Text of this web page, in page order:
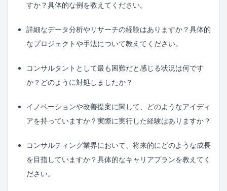
すか？具体的な例を教えてください。
詳細なデータ分析やリサーチの経験はありますか？具体的
なプロジェクトや手法について教えてください。
コンサルタントとして最も困難だと感じる状況は何です
か？どのように対処しましたか？
イノベーションや改善提案に関して、どのようなアイディ
アを持っていますか？実際に実行した経験はありますか？
コンサルティング業界において、将来的にどのような成長
を目指していますか？具体的なキャリアプランを教えてく
ださい。